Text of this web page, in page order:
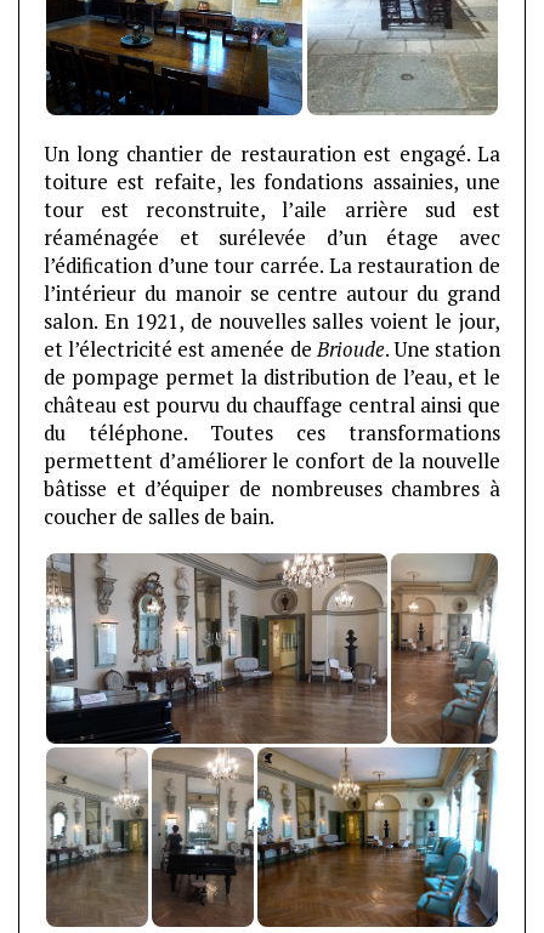
Un long chantier de restauration est engagé. La
toiture est refaite, les fondations assainies, une
tour est reconstruite, l’aile arrière sud est
réaménagée et surélevée d’un étage avec
l’édification d’une tour carrée. La restauration de
l’intérieur du manoir se centre autour du grand
salon. En 1921, de nouvelles salles voient le jour,
et l’électricité est amenée deBrioude. Une station
de pompage permet la distribution de l’eau, et le
château est pourvu du chauffage central ainsi que
du téléphone. Toutes ces transformations
permettent d’améliorer le confort de la nouvelle
bâtisse et d’équiper de nombreuses chambres à
coucher de salles de bain.